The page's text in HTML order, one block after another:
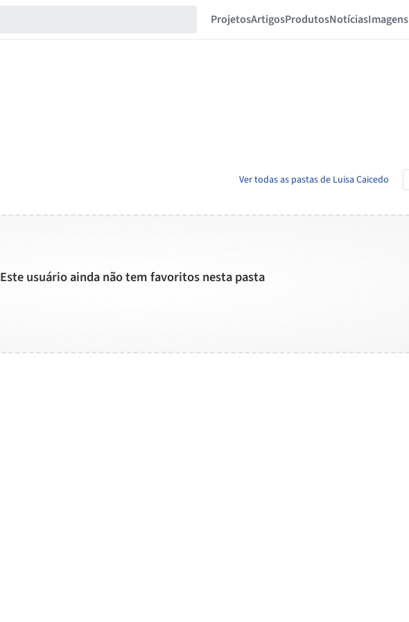
ProjetosArtigosProdutosNotíciasImagens
Ver todas as pastas de Luisa Caicedo
Este usuário ainda não tem favoritos nesta pasta